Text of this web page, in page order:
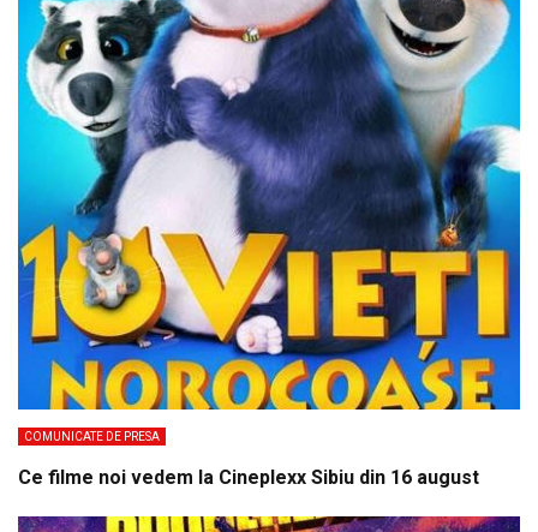
COMUNICATE DE PRESA
Ce filme noi vedem la Cineplexx Sibiu din 16 august